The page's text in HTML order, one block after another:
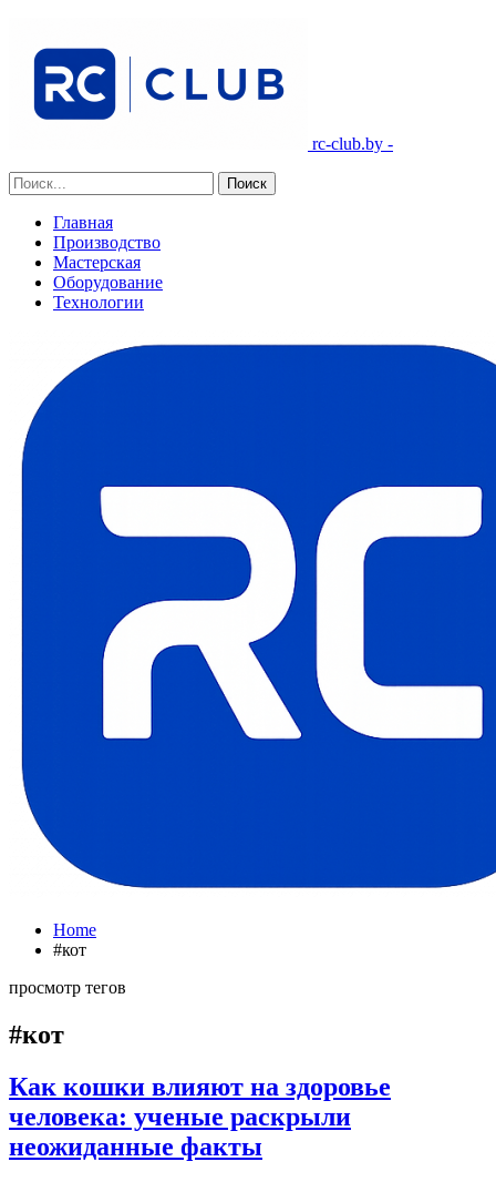
rc-club.by -
Главная
Производство
Мастерская
Оборудование
Технологии
Home
#кот
просмотр тегов
#кот
Как кошки влияют на здоровье
человека: ученые раскрыли
неожиданные факты